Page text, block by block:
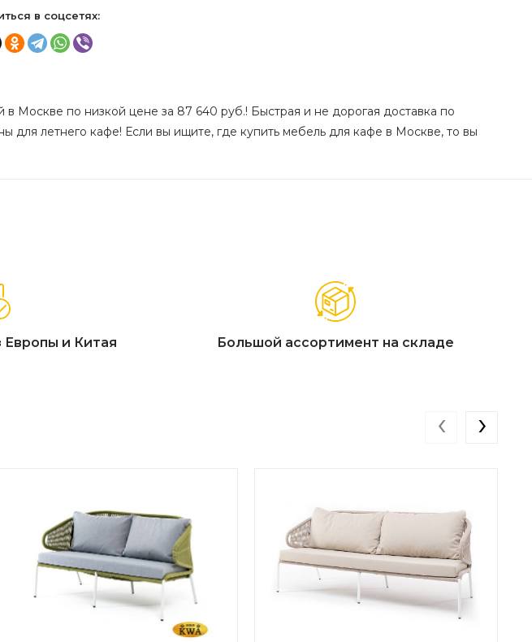
в соцсетях:
Москве по низкой цене за 87 640 руб.! Быстрая и не дорогая доставка по
для летнего кафе! Если вы ищите, где купить мебель для кафе в Москве, то вы
Европы и Китая Большой ассортимент на складе
‹ ›